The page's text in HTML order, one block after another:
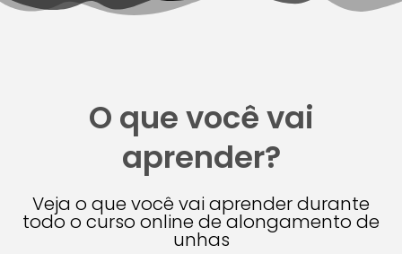
O que você vai
aprender?
Veja o que você vai aprender durante
todo o curso online de alongamento de
unhas